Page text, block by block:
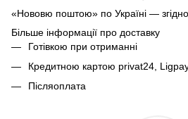
«Нововю поштою» по Україні —
Більше інформації про доставку
Готівкою при отриманні
Кредитною картою privat24,
Післяоплата